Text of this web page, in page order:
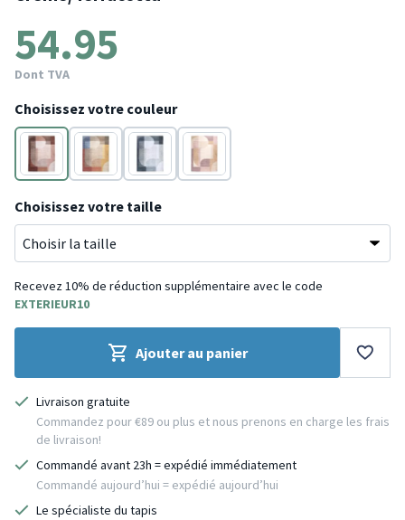
54.95
Dont TVA
Choisissez votre couleur
Crème Multicolore
Vert
Violet
Choisissez votre taille
Recevez 10% de réduction supplémentaire avec le code
EXTERIEUR10
Ajouter au panier
Livraison gratuite
Commandez pour €89 ou plus et nous prenons en charge les frais
de livraison!
Commandé avant 23h = expédié immédiatement
Commandé aujourd’hui = expédié aujourd’hui
Le spécialiste du tapis